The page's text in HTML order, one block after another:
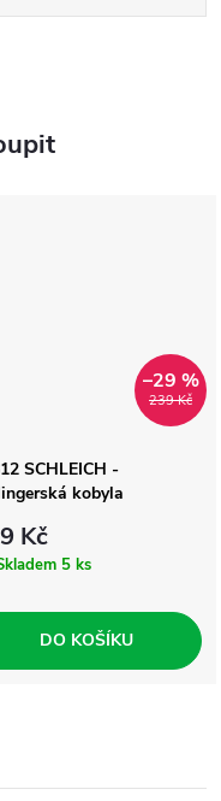
239 Kč
–29 %
SCHLEICH -
kobyla
Kč
5 ks
DO KOŠÍKU